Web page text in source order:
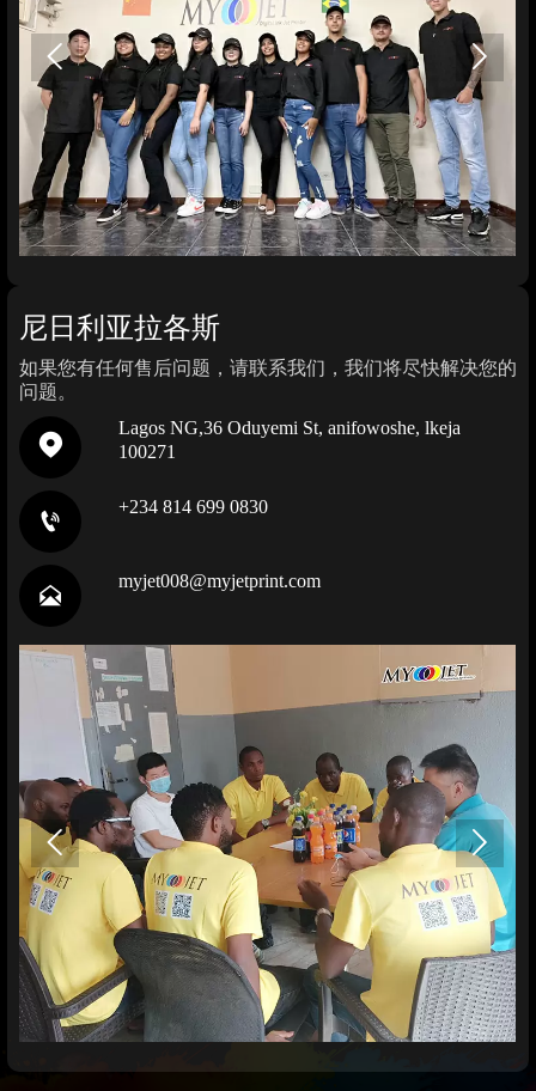
 
尼日利亚拉各斯
如果您有任何售后问题，请联系我们，我们将尽快解决您的
问题。

Lagos NG,36 Oduyemi St, anifowoshe, lkeja
100271

+234 814 699 0830

myjet008@myjetprint.com
 